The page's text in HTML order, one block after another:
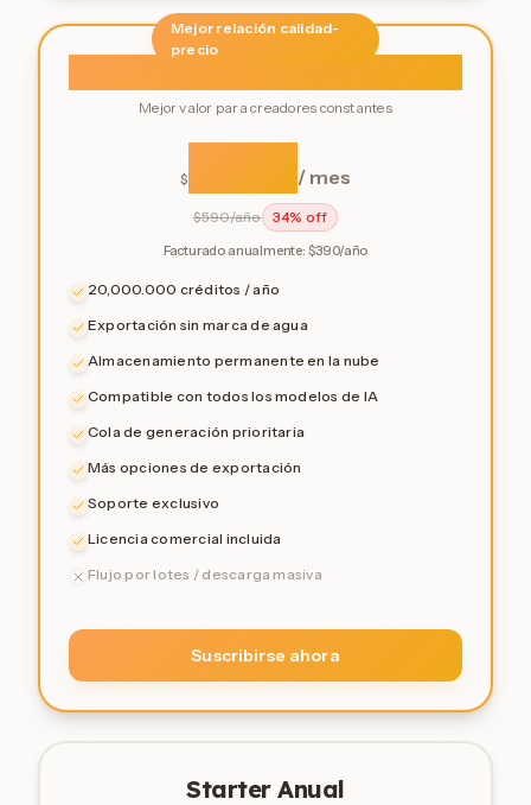
Mejor relación calidad-
precio
Mejor valor para creadores constantes
$ / mes
$590/año 34% off
Facturado anualmente: $390/año
20,000.000 créditos / año
Exportación sin marca de agua
Almacenamiento permanente en la nube
Compatible con todos los modelos de IA
Cola de generación prioritaria
Más opciones de exportación
Soporte exclusivo
Licencia comercial incluida
Flujo por lotes / descarga masiva
Suscribirse ahora
Starter Anual